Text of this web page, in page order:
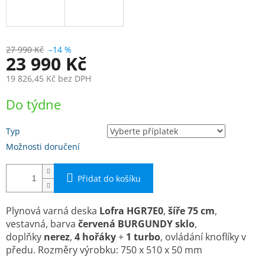
27 990 Kč –14 %
23 990 Kč
19 826,45 Kč bez DPH
cena:
Do týdne
Typ
Možnosti doručení
Přidat do košíku
Plynová varná deska Lofra HGR7E0, ší­ře 75 cm,
vestavná, barva červená BURGUNDY sklo,
doplňky nerez, 4 hořáky+ 1 turbo, ovládání knoflíky v
předu. Rozměry výrobku: 750 x 510 x 50 mm